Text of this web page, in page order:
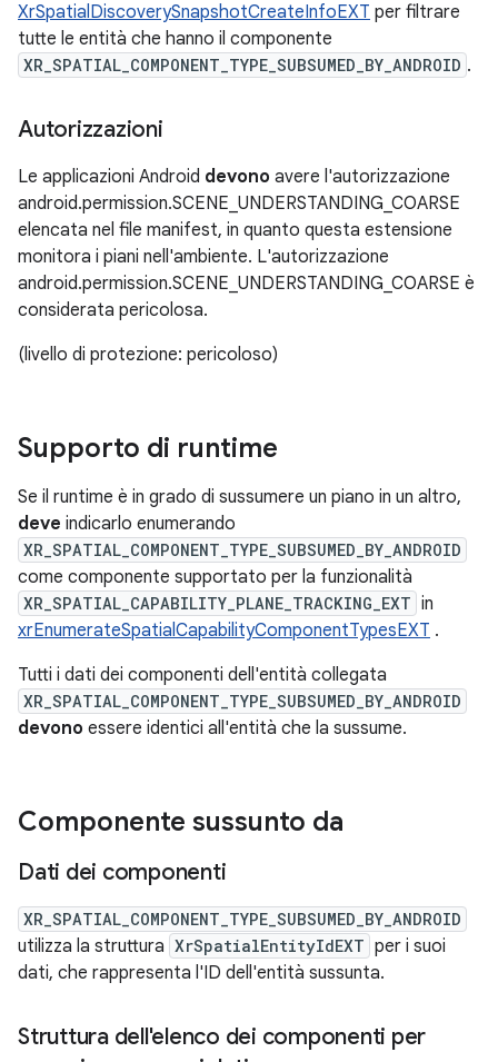
XrSpatialDiscoverySnapshotCreateInfoEXT per filtrare
tutte le entità che hanno il componente
XR_SPATIAL_COMPONENT_TYPE_SUBSUMED_BY_ANDROID .
Autorizzazioni
Le applicazioni Android devono avere l'autorizzazione
android.permission.SCENE_UNDERSTANDING_COARSE
elencata nel file manifest, in quanto questa estensione
monitora i piani nell'ambiente. L'autorizzazione
android.permission.SCENE_UNDERSTANDING_COARSE è
considerata pericolosa.
(livello di protezione: pericoloso)
Supporto di runtime
Se il runtime è in grado di sussumere un piano in un altro,
deve indicarlo enumerando
XR_SPATIAL_COMPONENT_TYPE_SUBSUMED_BY_ANDROID
come componente supportato per la funzionalità
XR_SPATIAL_CAPABILITY_PLANE_TRACKING_EXT in
xrEnumerateSpatialCapabilityComponentTypesEXT .
Tutti i dati dei componenti dell'entità collegata
XR_SPATIAL_COMPONENT_TYPE_SUBSUMED_BY_ANDROID
devono essere identici all'entità che la sussume.
Componente sussunto da
Dati dei componenti
XR_SPATIAL_COMPONENT_TYPE_SUBSUMED_BY_ANDROID
utilizza la struttura XrSpatialEntityIdEXT per i suoi
dati, che rappresenta l'ID dell'entità sussunta.
Struttura dell'elenco dei componenti per